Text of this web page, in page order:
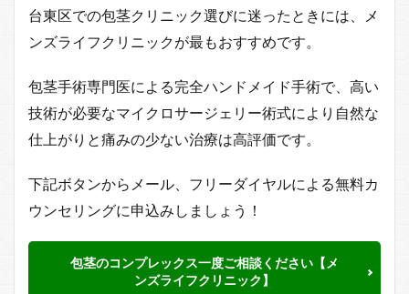
台東区での包茎クリニック選びに迷ったときには、メ
ンズライフクリニックが最もおすすめです。
包茎手術専門医による完全ハンドメイド手術で、高い
技術が必要なマイクロサージェリー術式により自然な
仕上がりと痛みの少ない治療は高評価です。
下記ボタンからメール、フリーダイヤルによる無料カ
ウンセリングに申込みしましょう！
包茎のコンプレックス一度ご相談ください【メ
ンズライフクリニック】